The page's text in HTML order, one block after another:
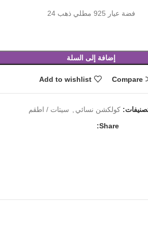
فضة عيار 925 مطلي ذهب 24
إضافة إلى السلة
Compare
Add to wishlist
كولكشن نسائي
سيتات / اطقم
Share: